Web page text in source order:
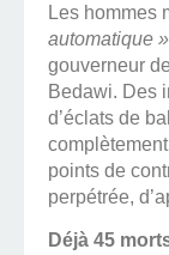
Les hommes
automatique »
gouverneur
Bedawi. Des
d’éclats de
points de
perpétrée,
Déjà 45